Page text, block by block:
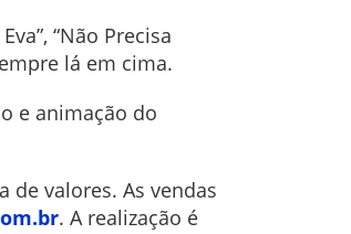
“Não Precisa
lá em cima.
e animação do
de valores. As vendas
. A realização é